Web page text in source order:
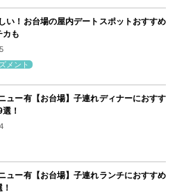
い！お台場の屋内デートスポットおすすめ
カも
メント
ュー有【お台場】子連れディナーにおすす
！
ュー有【お台場】子連れランチにおすすめ